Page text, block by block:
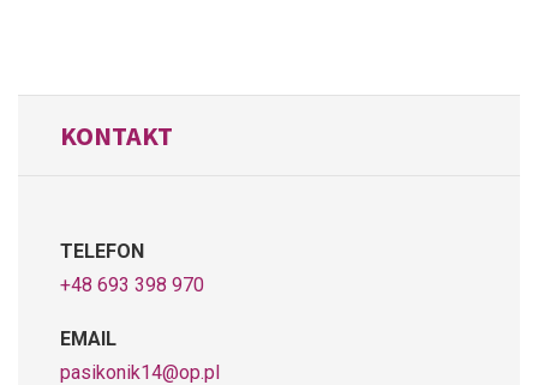
KONTAKT
TELEFON
+48 693 398 970
EMAIL
pasikonik14@op.pl